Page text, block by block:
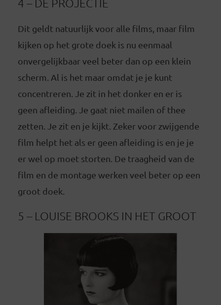
4 – DE PROJECTIE
Dit geldt natuurlijk voor alle films, maar film
kijken op het grote doek is nu eenmaal
onvergelijkbaar veel beter dan op een klein
scherm. Al is het maar omdat je je kunt
concentreren. Je zit in het donker en er is
geen afleiding. Je gaat niet mailen of thee
zetten. Je zit en je kijkt. Zeker voor zwijgende
film helpt het als er geen afleiding is en je je
er wel op moet storten. De traagheid van de
film en de montage werken veel beter op een
groot doek.
5 – LOUISE BROOKS IN HET GROOT